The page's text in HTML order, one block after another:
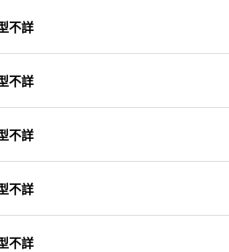
不詳
不詳
不詳
不詳
不詳